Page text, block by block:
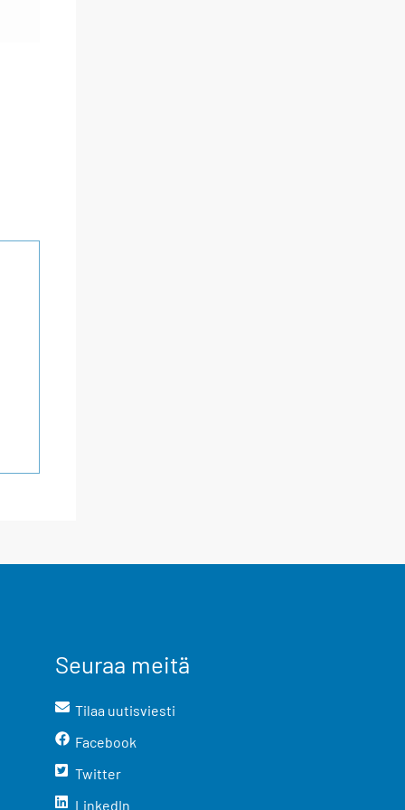
Seuraa meitä
Tilaa uutisviesti
Facebook
Twitter
LinkedIn